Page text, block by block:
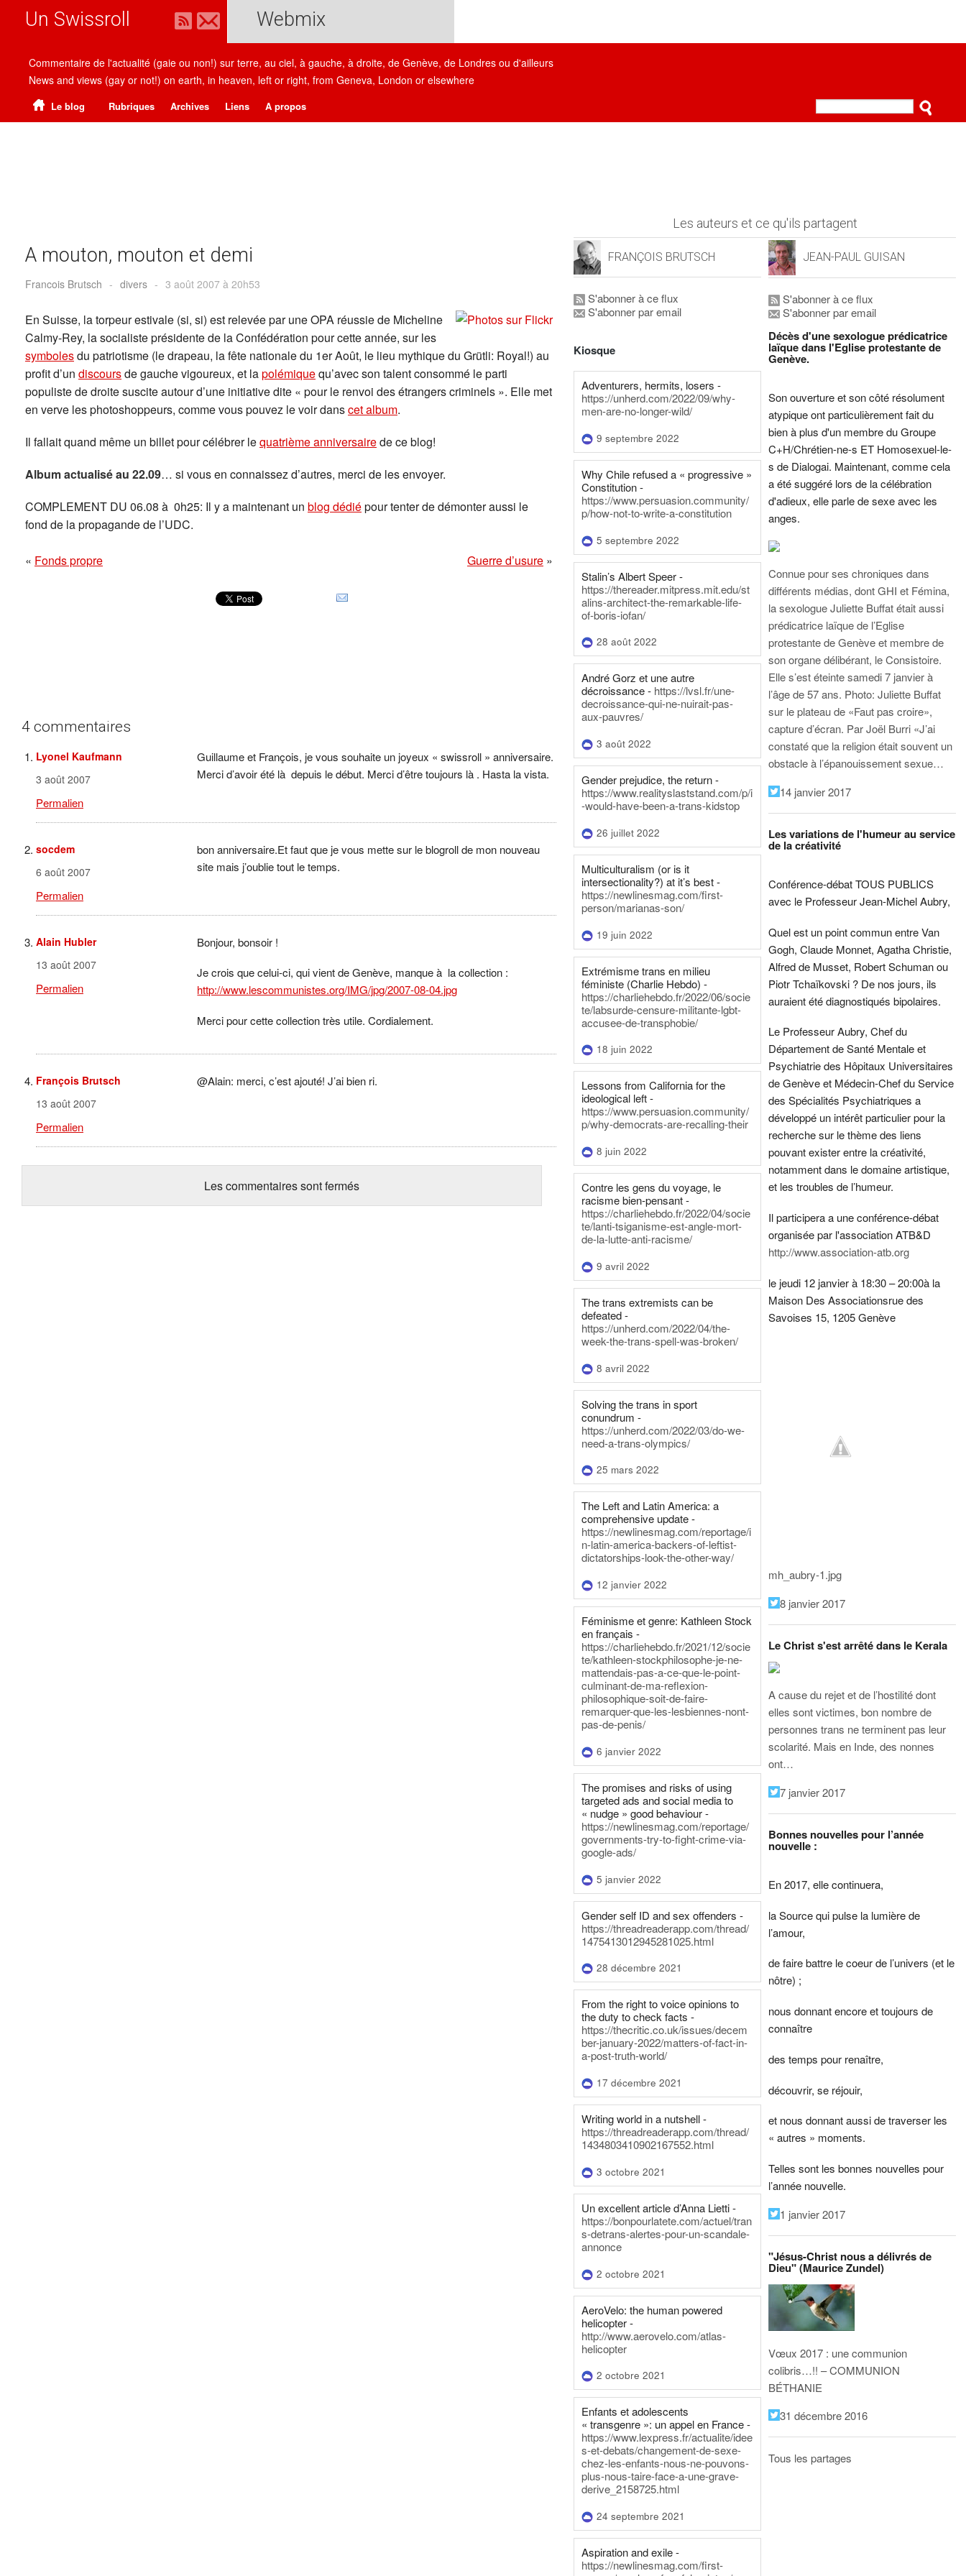
Un Swissroll Webmix
Commentaire de l'actualité (gaie ou non!) sur terre, au ciel, à gauche, à droite, de Genève, de Londres ou d'ailleurs
News and views (gay or not!) on earth, in heaven, left or right, from Geneva, London or elsewhere
Le blog Rubriques Archives Liens A propos
A mouton, mouton et demi
Francois Brutsch - divers - 3 août 2007 à 20h53
En Suisse, la torpeur estivale (si, si) est relevée par une OPA réussie de Micheline
Calmy-Rey, la socialiste présidente de la Confédération pour cette année, sur les
symbolesdu patriotisme (le drapeau, la fête nationale du 1er Août, le lieu mythique du Grütli: Royal!) au
profit d’un discoursde gauche vigoureux, et lapolémiquequ’avec son talent consommé le parti
populiste de droite suscite autour d’une initiative dite « pour le renvoi des étrangers criminels ». Elle met
en verve les photoshoppeurs, comme vous pouvez le voir danscet album.
Il fallait quand même un billet pour célébrer lequatrième anniversairede ce blog!
Album actualisé au 22.09… si vous en connaissez d’autres, merci de les envoyer.
COMPLEMENT DU 06.08 à 0h25: Il y a maintenant un blog dédiépour tenter de démonter aussi le
fond de la propagande de l’UDC.
« Fonds propre Guerre d’usure»
4 commentaires
Lyonel Kaufmann
3 août 2007
Permalien
Guillaume et François, je vous souhaite un joyeux « swissroll » anniversaire.
Merci d’avoir été là depuis le début. Merci d’être toujours là . Hasta la vista.
socdem
6 août 2007
Permalien
bon anniversaire.Et faut que je vous mette sur le blogroll de mon nouveau
site mais j’oublie tout le temps.
Alain Hubler
13 août 2007
Permalien
Bonjour, bonsoir !
Je crois que celui-ci, qui vient de Genève, manque à la collection :
http://www.lescommunistes.org/IMG/jpg/2007-08-04.jpg
Merci pour cette collection très utile. Cordialement.
François Brutsch
13 août 2007
Permalien
@Alain: merci, c’est ajouté! J’ai bien ri.
Les commentaires sont fermés
Les auteurs et ce qu'ils partagent
FRANÇOIS BRUTSCH
S'abonner à ce flux
S'abonner par email
Kiosque
Adventurers, hermits, losers -
https://unherd.com/2022/09/why-
men-are-no-longer-wild/
9 septembre 2022
Why Chile refused a « progressive »
Constitution -
https://www.persuasion.community/
p/how-not-to-write-a-constitution
5 septembre 2022
Stalin’s Albert Speer -
https://thereader.mitpress.mit.edu/st
alins-architect-the-remarkable-life-
of-boris-iofan/
28 août 2022
André Gorz et une autre
décroissance - https://lvsl.fr/une-
decroissance-qui-ne-nuirait-pas-
aux-pauvres/
3 août 2022
Gender prejudice, the return -
https://www.realityslaststand.com/p/i
-would-have-been-a-trans-kidstop
26 juillet 2022
Multiculturalism (or is it
intersectionality?) at it’s best -
https://newlinesmag.com/first-
person/marianas-son/
19 juin 2022
Extrémisme trans en milieu
féministe (Charlie Hebdo) -
https://charliehebdo.fr/2022/06/socie
te/labsurde-censure-militante-lgbt-
accusee-de-transphobie/
18 juin 2022
Lessons from California for the
ideological left -
https://www.persuasion.community/
p/why-democrats-are-recalling-their
8 juin 2022
Contre les gens du voyage, le
racisme bien-pensant -
https://charliehebdo.fr/2022/04/socie
te/lanti-tsiganisme-est-angle-mort-
de-la-lutte-anti-racisme/
9 avril 2022
The trans extremists can be
defeated -
https://unherd.com/2022/04/the-
week-the-trans-spell-was-broken/
8 avril 2022
Solving the trans in sport
conundrum -
https://unherd.com/2022/03/do-we-
need-a-trans-olympics/
25 mars 2022
The Left and Latin America: a
comprehensive update -
https://newlinesmag.com/reportage/i
n-latin-america-backers-of-leftist-
dictatorships-look-the-other-way/
12 janvier 2022
Féminisme et genre: Kathleen Stock
en français -
https://charliehebdo.fr/2021/12/socie
te/kathleen-stockphilosophe-je-ne-
mattendais-pas-a-ce-que-le-point-
culminant-de-ma-reflexion-
philosophique-soit-de-faire-
remarquer-que-les-lesbiennes-nont-
pas-de-penis/
6 janvier 2022
The promises and risks of using
targeted ads and social media to
« nudge » good behaviour -
https://newlinesmag.com/reportage/
governments-try-to-fight-crime-via-
google-ads/
5 janvier 2022
Gender self ID and sex offenders -
https://threadreaderapp.com/thread/
1475413012945281025.html
28 décembre 2021
From the right to voice opinions to
the duty to check facts -
https://thecritic.co.uk/issues/decem
ber-january-2022/matters-of-fact-in-
a-post-truth-world/
17 décembre 2021
Writing world in a nutshell -
https://threadreaderapp.com/thread/
1434803410902167552.html
3 octobre 2021
Un excellent article d’Anna Lietti -
https://bonpourlatete.com/actuel/tran
s-detrans-alertes-pour-un-scandale-
annonce
2 octobre 2021
AeroVelo: the human powered
helicopter -
http://www.aerovelo.com/atlas-
helicopter
2 octobre 2021
Enfants et adolescents
« transgenre »: un appel en France -
https://www.lexpress.fr/actualite/idee
s-et-debats/changement-de-sexe-
chez-les-enfants-nous-ne-pouvons-
plus-nous-taire-face-a-une-grave-
derive_2158725.html
24 septembre 2021
Aspiration and exile -
https://newlinesmag.com/first-
JEAN-PAUL GUISAN
S'abonner à ce flux
S'abonner par email
Décès d'une sexologue prédicatrice
laïque dans l'Eglise protestante de
Genève.
Son ouverture et son côté résolument
atypique ont particulièrement fait du
bien à plus d'un membre du Groupe
C+H/Chrétien-ne-s ET Homosexuel-le-
s de Dialogai. Maintenant, comme cela
a été suggéré lors de la célébration
d'adieux, elle parle de sexe avec les
anges.
Connue pour ses chroniques dans
différents médias, dont GHI et Fémina,
la sexologue Juliette Buffat était aussi
prédicatrice laïque de l’Eglise
protestante de Genève et membre de
son organe délibérant, le Consistoire.
Elle s’est éteinte samedi 7 janvier à
l’âge de 57 ans. Photo: Juliette Buffat
sur le plateau de «Faut pas croire»,
capture d’écran. Par Joël Burri «J’ai
constaté que la religion était souvent un
obstacle à l’épanouissement sexue…
14 janvier 2017
Les variations de l'humeur au service
de la créativité
Conférence-débat TOUS PUBLICS
avec le Professeur Jean-Michel Aubry,
Quel est un point commun entre Van
Gogh, Claude Monnet, Agatha Christie,
Alfred de Musset, Robert Schuman ou
Piotr Tchaïkovski ? De nos jours, ils
auraient été diagnostiqués bipolaires.
Le Professeur Aubry, Chef du
Département de Santé Mentale et
Psychiatrie des Hôpitaux Universitaires
de Genève et Médecin-Chef du Service
des Spécialités Psychiatriques a
développé un intérêt particulier pour la
recherche sur le thème des liens
pouvant exister entre la créativité,
notamment dans le domaine artistique,
et les troubles de l’humeur.
Il participera a une conférence-débat
organisée par l'association ATB&D
http://www.association-atb.org
le jeudi 12 janvier à 18:30 – 20:00à la
Maison Des Associationsrue des
Savoises 15, 1205 Genève
mh_aubry-1.jpg
8 janvier 2017
Le Christ s'est arrêté dans le Kerala
A cause du rejet et de l’hostilité dont
elles sont victimes, bon nombre de
personnes trans ne terminent pas leur
scolarité. Mais en Inde, des nonnes
ont…
7 janvier 2017
Bonnes nouvelles pour l’année
nouvelle :
En 2017, elle continuera,
la Source qui pulse la lumière de
l’amour,
de faire battre le coeur de l’univers (et le
nôtre) ;
nous donnant encore et toujours de
connaître
des temps pour renaître,
découvrir, se réjouir,
et nous donnant aussi de traverser les
« autres » moments.
Telles sont les bonnes nouvelles pour
l’année nouvelle.
1 janvier 2017
"Jésus-Christ nous a délivrés de
Dieu" (Maurice Zundel)
Vœux 2017 : une communion
colibris…!! – COMMUNION
BÉTHANIE
31 décembre 2016
Tous les partages